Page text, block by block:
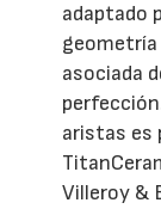
adaptado
asociada
aristas es
Villeroy &